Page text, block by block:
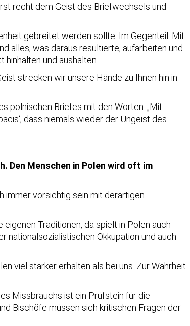
recht dem Geist des Briefwechsels und
gebreitet werden sollte. Im Gegenteil: Mit
alles, was daraus resultierte, aufarbeiten und
hinhalten und aushalten.
strecken wir unsere Hände zu Ihnen hin in
polnischen Briefes mit den Worten: „Mit
dass niemals wieder der Ungeist des
Den Menschen in Polen wird oft im
immer vorsichtig sein mit derartigen
Traditionen, da spielt in Polen auch
nationalsozialistischen Okkupation und auch
viel stärker erhalten als bei uns. Zur Wahrheit
Missbrauchs ist ein Prüfstein für die
Bischöfe müssen sich kritischen Fragen der